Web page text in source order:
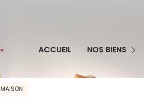
ACCUEIL NOS BIENS
Programmes Neufs
MAISON